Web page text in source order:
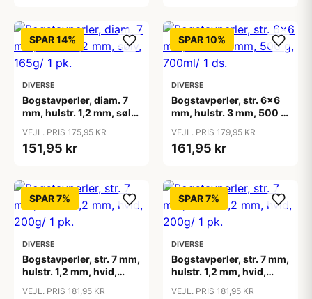
SPAR 14%
DIVERSE
Bogstavperler, diam. 7
mm, hulstr. 1,2 mm, sølv,
VEJL. PRIS 175,95 KR
151,95 kr
SPAR 10%
DIVERSE
Bogstavperler, str. 6x6
mm, hulstr. 3 mm, 500 g,
VEJL. PRIS 179,95 KR
161,95 kr
SPAR 7%
DIVERSE
Bogstavperler, str. 7 mm,
hulstr. 1,2 mm, hvid,
VEJL. PRIS 181,95 KR
SPAR 7%
DIVERSE
Bogstavperler, str. 7 mm,
hulstr. 1,2 mm, hvid,
VEJL. PRIS 181,95 KR